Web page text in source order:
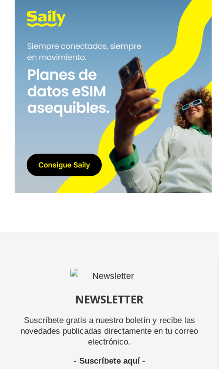
NEWSLETTER
Suscríbete gratis a nuestro boletín y recibe las
novedades publicadas directamente en tu correo
electrónico.
- Suscríbete aquí-